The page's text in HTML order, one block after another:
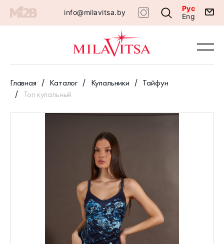
info@milavitsa.by
Рус
Eng
Главная Каталог Купальники
Тайфун
Топ купальный